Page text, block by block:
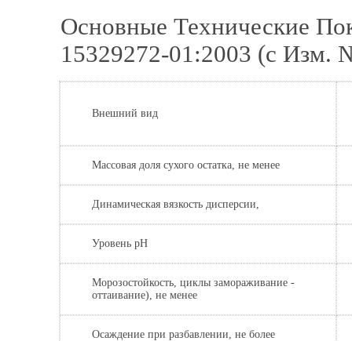
Основные Технические
15329272-01:2003 (с
Внешний вид
Массовая доля сухого остатка, не менее
Динамическая вязкость дисперсии,
Уровень pH
Морозостойкость, циклы замораживание -
оттаивание), не менее
Осаждение при разбавлении, не более